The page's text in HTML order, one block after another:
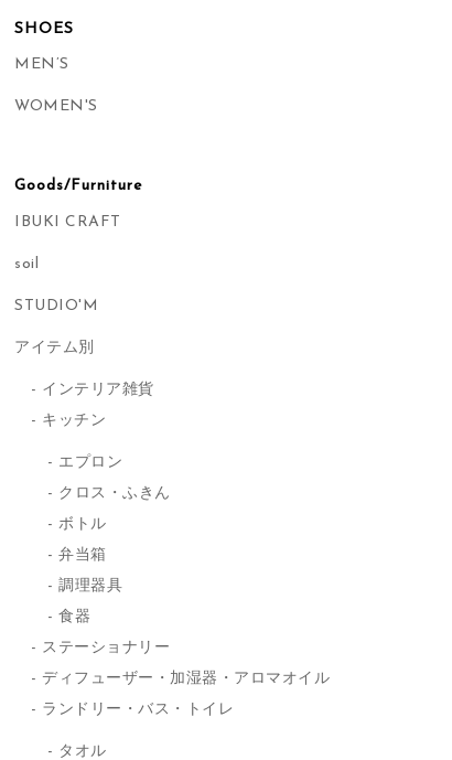
SHOES
MEN’S
WOMEN'S
Goods/Furniture
IBUKI CRAFT
soil
STUDIO'M
アイテム別
インテリア雑貨
キッチン
エプロン
クロス・ふきん
ボトル
弁当箱
調理器具
食器
ステーショナリー
ディフューザー・加湿器・アロマオイル
ランドリー・バス・トイレ
タオル